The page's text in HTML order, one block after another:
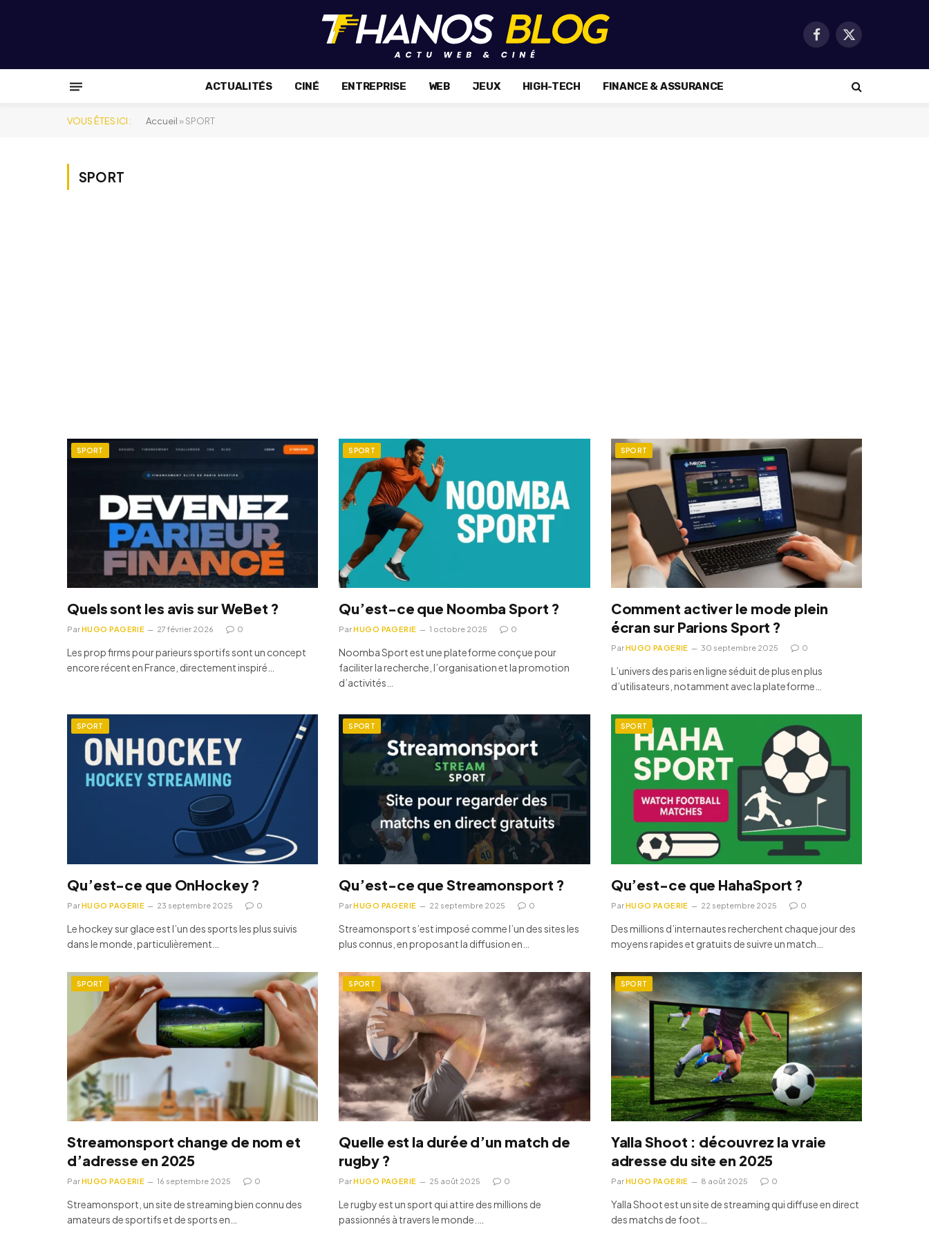
Facebook
X
ACTUALITÉS CINÉ ENTREPRISE WEB JEUX HIGH-TECH FINANCE & ASSURANCE
VOUS ÊTES ICI : Accueil »SPORT
SPORT
SPORT
Quels sont les avis sur WeBet ?
ParHUGO PAGERIE 27 février 2026 0
Les prop firms pour parieurs sportifs sont un concept
encore récent en France, directement inspiré…
SPORT
Qu’est-ce que Noomba Sport ?
ParHUGO PAGERIE 1 octobre 2025 0
Noomba Sport est une plateforme conçue pour
faciliter la recherche, l’organisation et la promotion
d’activités…
SPORT
Comment activer le mode plein
écran sur Parions Sport ?
ParHUGO PAGERIE 30 septembre 2025 0
L’univers des paris en ligne séduit de plus en plus
d’utilisateurs, notamment avec la plateforme…
SPORT
Qu’est-ce que OnHockey ?
ParHUGO PAGERIE 23 septembre 2025 0
Le hockey sur glace est l’un des sports les plus suivis
dans le monde, particulièrement…
SPORT
Qu’est-ce que Streamonsport ?
ParHUGO PAGERIE 22 septembre 2025 0
Streamonsport s’est imposé comme l’un des sites les
plus connus, en proposant la diffusion en…
SPORT
Qu’est-ce que HahaSport ?
ParHUGO PAGERIE 22 septembre 2025 0
Des millions d’internautes recherchent chaque jour des
moyens rapides et gratuits de suivre un match…
SPORT
Streamonsport change de nom et
d’adresse en 2025
ParHUGO PAGERIE 16 septembre 2025 0
Streamonsport, un site de streaming bien connu des
amateurs de sportifs et de sports en…
SPORT
Quelle est la durée d’un match de
rugby ?
ParHUGO PAGERIE 25 août 2025 0
Le rugby est un sport qui attire des millions de
passionnés à travers le monde.…
SPORT
Yalla Shoot : découvrez la vraie
adresse du site en 2025
ParHUGO PAGERIE 8 août 2025 0
Yalla Shoot est un site de streaming qui diffuse en direct
des matchs de foot…